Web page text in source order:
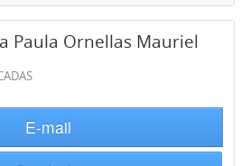
Paula Ornellas Mauriel
E-mail